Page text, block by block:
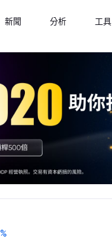
新聞 分析 工具
%